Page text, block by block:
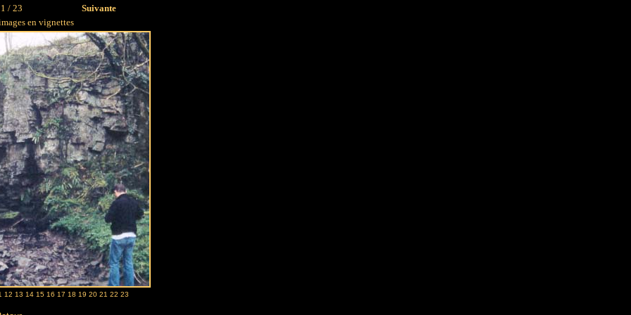
/ 23
Suivante
en vignettes
12 13 14 15 16 17 18 19 20 21 22 23